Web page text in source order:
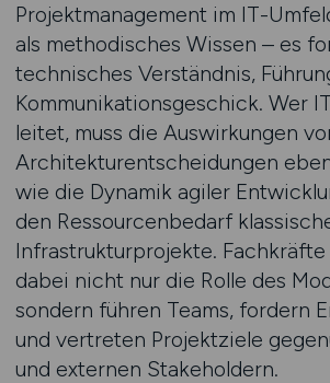
Projektmanagement im IT-
als methodisches Wissen – es
technisches Verständnis,
Kommunikationsgeschick. Wer
leitet, muss die Auswirkungen
Architekturentscheidungen
wie die Dynamik agiler
den Ressourcenbedarf
Infrastrukturprojekte.
dabei nicht nur die Rolle des
sondern führen Teams, fordern
und vertreten Projektziele
und externen Stakeholdern.